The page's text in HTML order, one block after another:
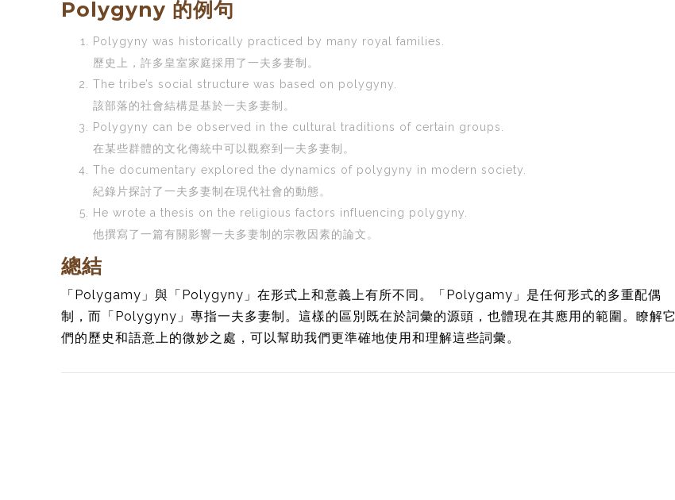
Polygyny 的例句
Polygyny was historically practiced by many royal families.
歷史上，許多皇室家庭採用了一夫多妻制。
The tribe’s social structure was based on polygyny.
該部落的社會結構是基於一夫多妻制。
Polygyny can be observed in the cultural traditions of certain groups.
在某些群體的文化傳統中可以觀察到一夫多妻制。
The documentary explored the dynamics of polygyny in modern society.
紀錄片探討了一夫多妻制在現代社會的動態。
He wrote a thesis on the religious factors influencing polygyny.
他撰寫了一篇有關影響一夫多妻制的宗教因素的論文。
總結
「Polygamy」與「Polygyny」在形式上和意義上有所不同。「Polygamy」是任何形式的多重配偶
制，而「Polygyny」專指一夫多妻制。這樣的區別既在於詞彙的源頭，也體現在其應用的範圍。瞭解它
們的歷史和語意上的微妙之處，可以幫助我們更準確地使用和理解這些詞彙。